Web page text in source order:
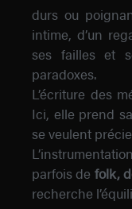
durs ou
intime, d’un
ses failles et
paradoxes.
L’écriture des
Ici, elle prend
se veulent
parfois de folk,
recherche